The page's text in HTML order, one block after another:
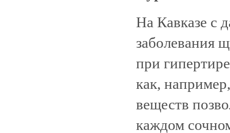
На Кавказе с
заболевания
при
как,
веществ
каждом